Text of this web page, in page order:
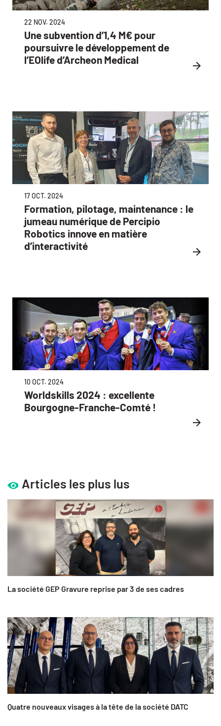
22 NOV. 2024
Une subvention d’1,4 M€ pour
poursuivre le développement de
l’EOlife d’Archeon Medical
17 OCT. 2024
Formation, pilotage, maintenance : le
jumeau numérique de Percipio
Robotics innove en matière
d’interactivité
10 OCT. 2024
Worldskills 2024 : excellente
Bourgogne-Franche-Comté !
Articles les plus lus
La société GEP Gravure reprise par 3 de ses cadres
Quatre nouveaux visages à la tête de la société DATC